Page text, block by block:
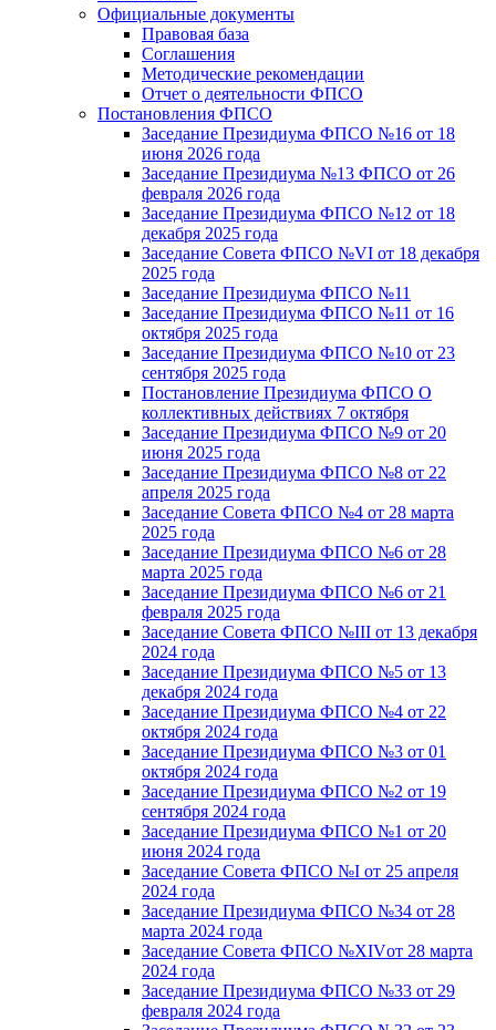
Официальные документы
Правовая база
Соглашения
Методические рекомендации
Отчет о деятельности ФПСО
Постановления ФПСО
Заседание Президиума ФПСО №16 от 18
июня 2026 года
Заседание Президиума №13 ФПСО от 26
февраля 2026 года
Заседание Президиума ФПСО №12 от 18
декабря 2025 года
Заседание Совета ФПСО №VI от 18 декабря
2025 года
Заседание Президиума ФПСО №11
Заседание Президиума ФПСО №11 от 16
октября 2025 года
Заседание Президиума ФПСО №10 от 23
сентября 2025 года
Постановление Президиума ФПСО О
коллективных действиях 7 октября
Заседание Президиума ФПСО №9 от 20
июня 2025 года
Заседание Президиума ФПСО №8 от 22
апреля 2025 года
Заседание Совета ФПСО №4 от 28 марта
2025 года
Заседание Президиума ФПСО №6 от 28
марта 2025 года
Заседание Президиума ФПСО №6 от 21
февраля 2025 года
Заседание Совета ФПСО №III от 13 декабря
2024 года
Заседание Президиума ФПСО №5 от 13
декабря 2024 года
Заседание Президиума ФПСО №4 от 22
октября 2024 года
Заседание Президиума ФПСО №3 от 01
октября 2024 года
Заседание Президиума ФПСО №2 от 19
сентября 2024 года
Заседание Президиума ФПСО №1 от 20
июня 2024 года
Заседание Совета ФПСО №I от 25 апреля
2024 года
Заседание Президиума ФПСО №34 от 28
марта 2024 года
Заседание Совета ФПСО №XIVот 28 марта
2024 года
Заседание Президиума ФПСО №33 от 29
февраля 2024 года